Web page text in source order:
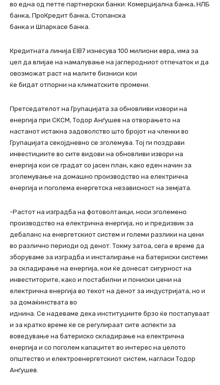
во една од петте партнерски банки: Комерцијална банка, НЛБ
банка, ПроКредит банка, Стопанска
банка и Шпаркасе банка.
Кредитната линија EIB7 изнесува 100 милиони евра, има за
цел да влијае на намалување на јаглеродниот отпечаток и да
овозможат раст на малите бизниси кои
ќе бидат отпорни на климатските промени.
Претседателот на Групацијата за обновливи извори на
енергија при СКСМ, Тодор Анѓушев на отворањето на
настанот истакна задоволство што бројот на членки во
Групацијата секојдневно се зголемува. Тој ги поздрави
инвестициите во сите видови на обновливи извори на
енергија кои се градат со јасен план, како еден начин за
зголемување на домашно производство на електрична
енергија и поголема енергетска независност на земјата.
-Растот на изградба на фотоволтаици, носи зголемено
производство на електрична енергија, но и предизвик за
дебаланс на енергетскиот систем и големи разлики на цени
во различно периоди од денот. Токму затоа, сега е време да
зборуваме за изградба и инсталирање на батериски системи
за складирање на енергија, кои ќе донесат сигурност на
инвеститорите, како и постабилни и пониски цени на
електрична енергија во текот на денот за индустријата, но и
за домаќинствата во
иднина. Се надеваме дека институциите брзо ќе постапуваат
и за кратко време ќе се регулираат сите аспекти за
воведување на батериско складирање на електрична
енергија и со поголем капацитет во интерес на целото
општество и електроенергетскиот систем, нагласи Тодор
Анѓушев.